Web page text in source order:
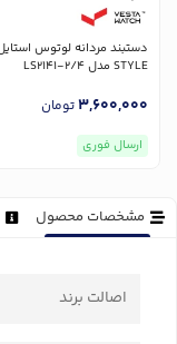
STYLE مدل LS2141-2/4
3,600,000تومان
ارسال فوری
مشخصات محصول
اصالت برند